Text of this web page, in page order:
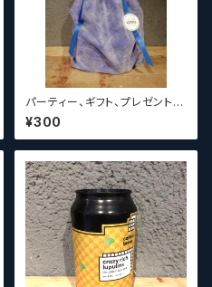
パーティー、ギフト、プレゼント、
お中元、お歳暮、結婚祝い等の
贈り物やお祝いに！
¥300